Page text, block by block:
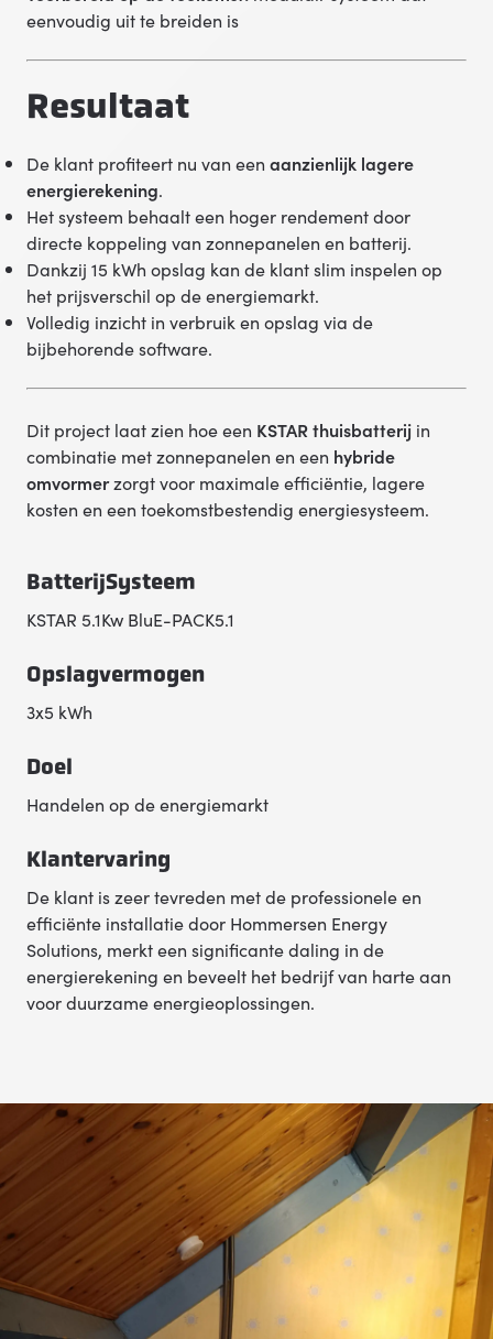
eenvoudig uit te breiden is
Resultaat
De klant profiteert nu van een aanzienlijk lagere
energierekening.
Het systeem behaalt een hoger rendement door
directe koppeling van zonnepanelen en batterij.
Dankzij 15 kWh opslag kan de klant slim inspelen op
het prijsverschil op de energiemarkt.
Volledig inzicht in verbruik en opslag via de
bijbehorende software.
Dit project laat zien hoe een KSTAR thuisbatterij in
combinatie met zonnepanelen en een hybride
omvormerzorgt voor maximale efficiëntie, lagere
kosten en een toekomstbestendig energiesysteem.
BatterijSysteem
KSTAR 5.1Kw BluE-PACK5.1
Opslagvermogen
3x5 kWh
Doel
Handelen op de energiemarkt
Klantervaring
De klant is zeer tevreden met de professionele en
efficiënte installatie door Hommersen Energy
Solutions, merkt een significante daling in de
energierekening en beveelt het bedrijf van harte aan
voor duurzame energieoplossingen.